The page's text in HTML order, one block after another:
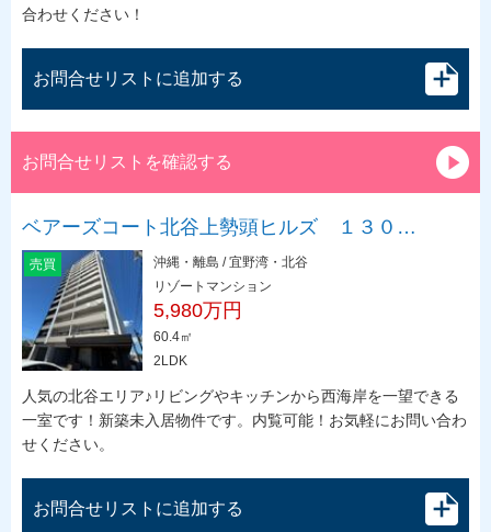
合わせください！
お問合せリストに追加する
お問合せリストを確認する
ベアーズコート北谷上勢頭ヒルズ １３０…
売買
沖縄・離島 / 宜野湾・北谷
リゾートマンション
5,980万円
60.4㎡
2LDK
人気の北谷エリア♪リビングやキッチンから西海岸を一望できる
一室です！新築未入居物件です。内覧可能！お気軽にお問い合わ
せください。
お問合せリストに追加する